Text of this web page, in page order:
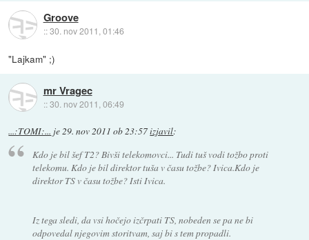
Groove
::30. nov 2011, 01:46
"Lajkam" ;)
mr Vragec
::30. nov 2011, 06:49
...:TOMI:... je29. nov 2011 ob 23:57izjavil:
Kdo je bil šef T2? Bivši telekomovci... Tudi tuš vodi tožbo proti
telekomu. Kdo je bil direktor tuša v času tožbe? Ivica.Kdo je
direktor TS v času tožbe? Isti Ivica.
Iz tega sledi, da vsi hočejo izčrpati TS, nobeden se pa ne bi
odpovedal njegovim storitvam, saj bi s tem propadli.